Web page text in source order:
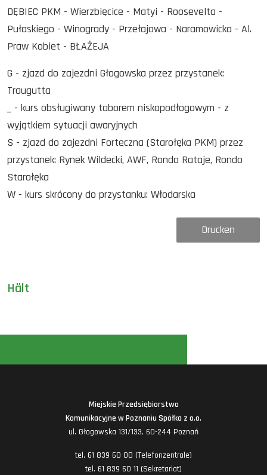
Hält
DĘBIEC PKM - Wierzbięcice - Matyi - Roosevelta -
Pułaskiego - Winogrady - Przełajowa - Naramowicka - Al.
Praw Kobiet - BŁAŻEJA
G - zjazd do zajezdni Głogowska przez przystanek:
Traugutta
_ - kurs obsługiwany taborem niskopodłogowym - z
wyjątkiem sytuacji awaryjnych
S - zjazd do zajezdni Forteczna (Starołęka PKM) przez
przystanek: Rynek Wildecki, AWF, Rondo Rataje, Rondo
Starołęka
W - kurs skrócony do przystanku: Włodarska
Drucken
Miejskie Przedsiębiorstwo
Komunikacyjne w Poznaniu Spółka z o.o.
ul. Głogowska 131/133, 60-244 Poznań
tel. 61 839 60 00 (Telefonzentrale)
tel. 61 839 60 11 (Sekretariat)